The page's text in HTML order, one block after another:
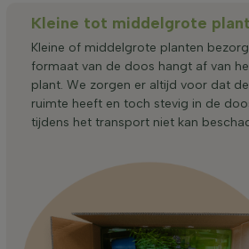
Kleine tot middelgrote
Kleine of middelgrote planten
formaat van de doos hangt af van
plant. We zorgen er altijd voor dat
ruimte heeft en toch stevig in de
tijdens het transport niet kan